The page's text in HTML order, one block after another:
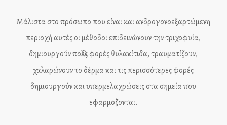
Μάλιστα στο πρόσωπο που είναι και ανδρογονοεξαρτώμενη
περιοχή αυτές οι μέθοδοι επιδεινώνουν την τριχοφυΐα,
δημιουργούν πολλές φορές θυλακίτιδα, τραυματίζουν,
χαλαρώνουν το δέρμα και τις περισσότερες φορές
δημιουργούν και υπερμελαχρώσεις στα σημεία που
εφαρμόζονται.